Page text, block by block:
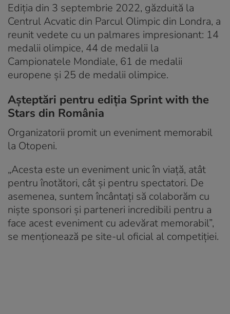
Ediția din 3 septembrie 2022, găzduită la
Centrul Acvatic din Parcul Olimpic din Londra, a
reunit vedete cu un palmares impresionant: 14
medalii olimpice, 44 de medalii la
Campionatele Mondiale, 61 de medalii
europene și 25 de medalii olimpice.
Așteptări pentru ediția Sprint with the
Stars din România
Organizatorii promit un eveniment memorabil
la Otopeni.
„Acesta este un eveniment unic în viaţă, atât
pentru înotători, cât şi pentru spectatori. De
asemenea, suntem încântaţi să colaborăm cu
nişte sponsori şi parteneri incredibili pentru a
face acest eveniment cu adevărat memorabil”,
se menționează pe site-ul oficial al competiției.